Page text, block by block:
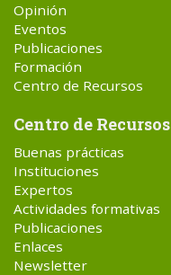
Opinión
Eventos
Publicaciones
Formación
Centro de Recursos
Centro de Recursos
Buenas prácticas
Instituciones
Expertos
Actividades formativas
Publicaciones
Enlaces
Newsletter